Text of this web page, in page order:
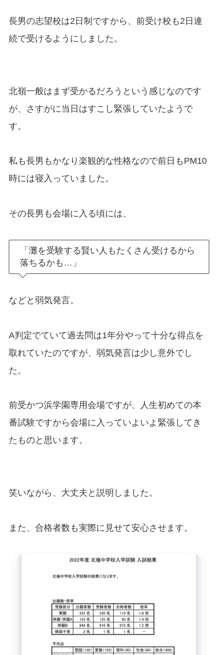
長男の志望校は2日制ですから、前受け校も2日連
続で受けるようにしました。
北嶺一般はまず受かるだろうという感じなのです
が、さすがに当日はすこし緊張していたようで
す。
私も長男もかなり楽観的な性格なので前日もPM10
時には寝入っていました。
その長男も会場に入る頃には、
「灘を受験する賢い人もたくさん受けるから
落ちるかも…」
などと弱気発言。
A判定でていて過去問は1年分やって十分な得点を
取れていたのですが、弱気発言は少し意外でし
た。
前受かつ浜学園専用会場ですが、人生初めての本
番試験ですから会場に入っていよいよ緊張してき
たものと思います。
笑いながら、大丈夫と説明しました。
また、合格者数も実際に見せて安心させます。